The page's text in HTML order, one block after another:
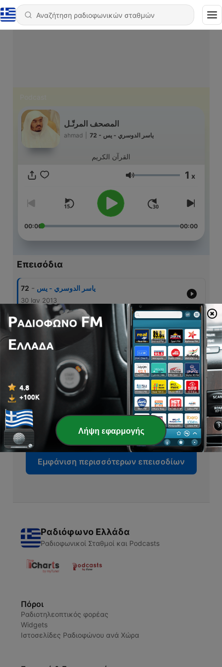
المصحف المرتّـل
ahmad 72 - ياسر الدوسري - يس
القرآن الكريم
Ένταση 1 x
00:00 00:00
Επεισόδια
72 - ياسر الدوسري - يس
30 Ιαν 2013
71 - ياسر الدوسري - فاطر
70 - ياسر الدوسري - سبأ
69 ياسر الدوسري - الأحزاب
30 Ιαν 2013
68 - ياسر الدوسري - السجده
29 Ιαν 2013
Εμφάνιση περισσότερων επεισοδίων
Ραδιόφωνο Ελλάδα
Ραδιοφωνικοί Σταθμοί και Podcasts
Πόροι
Ραδιοτηλεοπτικός φορέας
Widgets
Ιστοσελίδες Ραδιοφώνου ανά Χώρα
Λήψη εφαρμογής